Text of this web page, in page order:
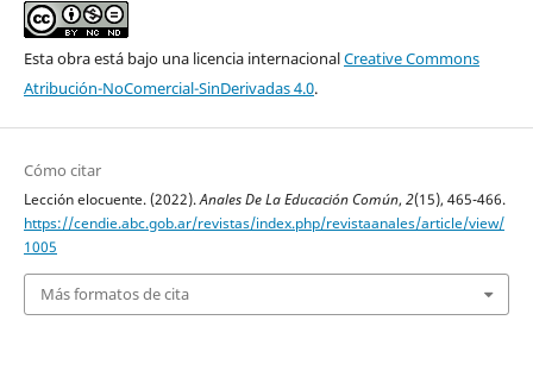
Esta obra está bajo una licencia internacionalCreative Commons
Atribución-NoComercial-SinDerivadas 4.0.
Cómo citar
Lección elocuente. (2022).Anales De La Educación Común, 2(15), 465-466.
https://cendie.abc.gob.ar/revistas/index.php/revistaanales/article/view/
1005
Más formatos de cita